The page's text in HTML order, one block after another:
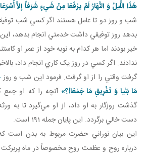
هَذَا اللَّيلُ وَ النَّهَارُ لَمْ يرْفَعَا مِنْ شَيءٍ شَرَفاً إِلاَّ
شب و روز دو تا عامل‌ هستند اگر کسي شب
بدهد روز توفيقي داشت خدمتي انجام بدهد،
خير بودند اما هر کدام به نوبه خود از عمر او
ندادند. اگر کسي در روز يک کاري انجام داد،
گرفت وقتي را از او گرفت. فرمود اين شب و روز
مَا بَنَيا وَ تَفْرِيقِ مَا جَمَعَا!؟» آنچه را که او
گذشت روزگار به او داد، از او مي‌گيرد تا به
دست خالي برگردد. اين پايان جمله 191 است.
اين بيان نوراني حضرت مربوط به بدن است
درباره روح و عظمت روح مخصوصاً در ماه پربرکت